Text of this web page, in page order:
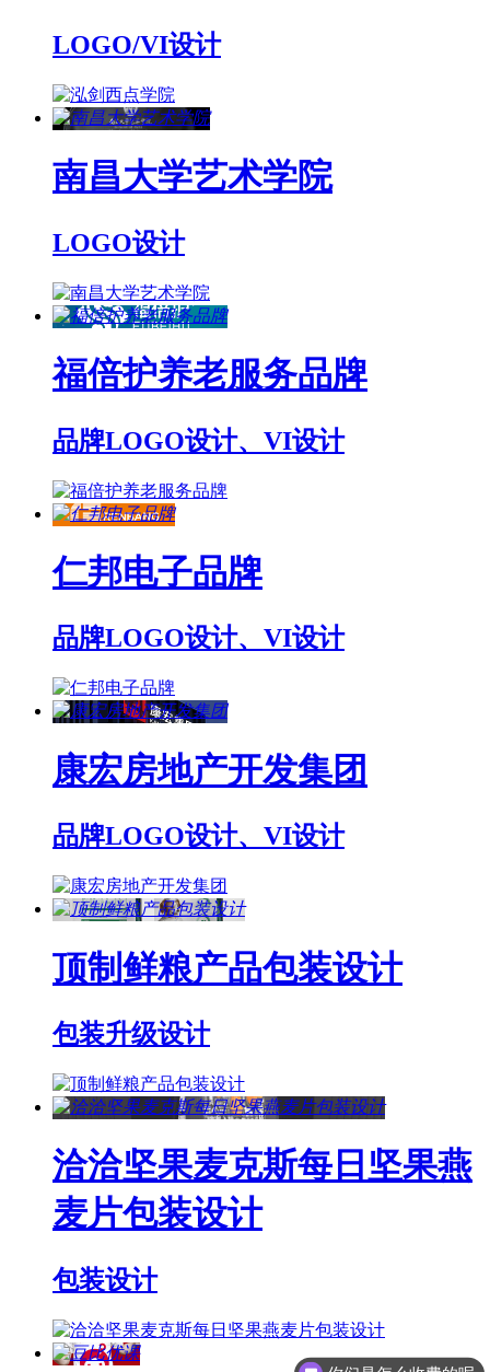
LOGO/VI设计
南昌大学艺术学院
LOGO设计
福倍护养老服务品牌
品牌LOGO设计、VI设计
仁邦电子品牌
品牌LOGO设计、VI设计
康宏房地产开发集团
品牌LOGO设计、VI设计
顶制鲜粮产品包装设计
包装升级设计
洽洽坚果麦克斯每日坚果燕
麦片包装设计
包装设计